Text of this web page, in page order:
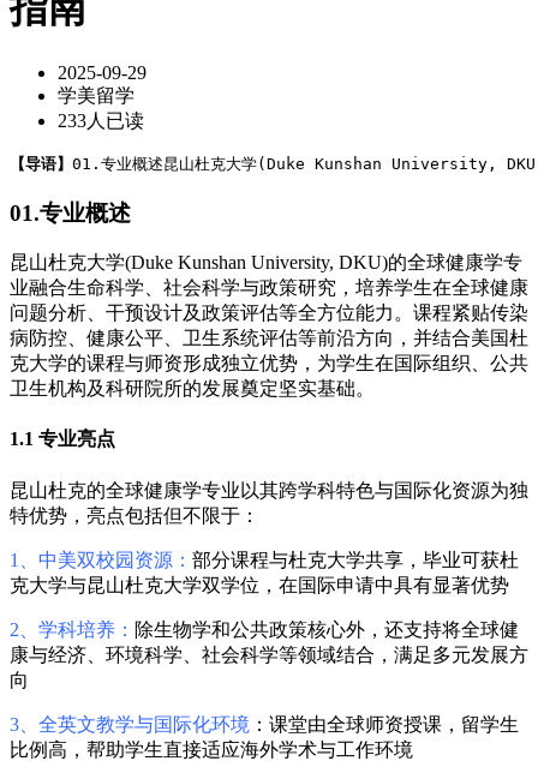
指南
2025-09-29
学美留学
233人已读
【导语】 01.专业概述昆山杜克大学(Duke Kunshan University, DKU)
01.专业概述
昆山杜克大学(Duke Kunshan University, DKU)的全球健康学专
业融合生命科学、社会科学与政策研究，培养学生在全球健康
问题分析、干预设计及政策评估等全方位能力。课程紧贴传染
病防控、健康公平、卫生系统评估等前沿方向，并结合美国杜
克大学的课程与师资形成独立优势，为学生在国际组织、公共
卫生机构及科研院所的发展奠定坚实基础。
1.1 专业亮点
昆山杜克的全球健康学专业以其跨学科特色与国际化资源为独
特优势，亮点包括但不限于：
1、中美双校园资源 ： 部分课程与杜克大学共享，毕业可获杜
克大学与昆山杜克大学双学位，在国际申请中具有显著优势
2、学科培养： 除生物学和公共政策核心外，还支持将全球健
康与经济、环境科学、社会科学等领域结合，满足多元发展方
向
3、全英文教学与国际化环境 ：课堂由全球师资授课，留学生
比例高，帮助学生直接适应海外学术与工作环境